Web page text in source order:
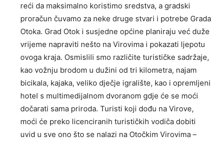
reći da maksimalno koristimo sredstva, a gradski
proračun čuvamo za neke druge stvari i potrebe Grada
Otoka. Grad Otok i susjedne općine planiraju već duže
vrijeme napraviti nešto na Virovima i pokazati ljepotu
ovoga kraja. Osmislili smo različite turističke sadržaje,
kao vožnju brodom u dužini od tri kilometra, najam
bicikala, kajaka, veliko dječje igralište, kao i opremljeni
hotel s multimedijalnom dvoranom gdje će se moći
dočarati sama priroda. Turisti koji dođu na Virove,
moći će preko licenciranih turističkih vodiča dobiti
uvid u sve ono što se nalazi na Otočkim Virovima –